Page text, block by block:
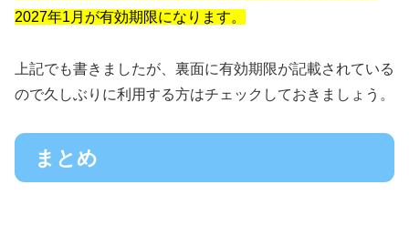
2027年1月が有効期限になります。
上記でも書きましたが、裏面に有効期限が記載されている
ので久しぶりに利用する方はチェックしておきましょう。
まとめ